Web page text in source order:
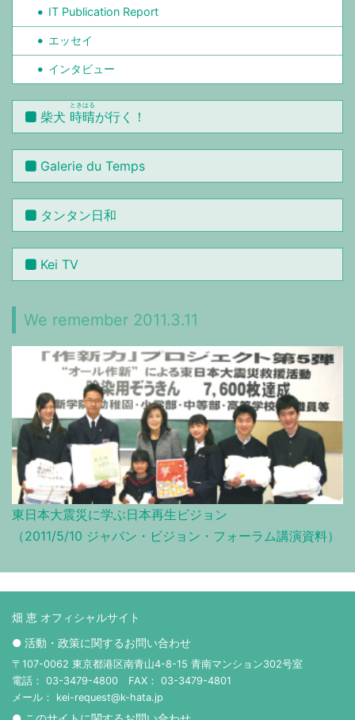
IT Publication Report
エッセイ
インタビュー
柴犬 時晴
ときはる
が行く！
Galerie du Temps
タンタン日和
Kei TV
We remember 2011.3.11
東日本大震災に学ぶ日本再生ビジョン
（2011/5/10 ジャパン・ビジョン・フォーラム講演資料）
畑 恵 オフィシャルサイト
● 活動・政策に関するお問い合わせ
〒107-0062 東京都港区南青山4-8-15 青南マンション302号室
電話： 03-3479-4800 FAX： 03-3479-4801
メール： kei-request@k-hata.jp